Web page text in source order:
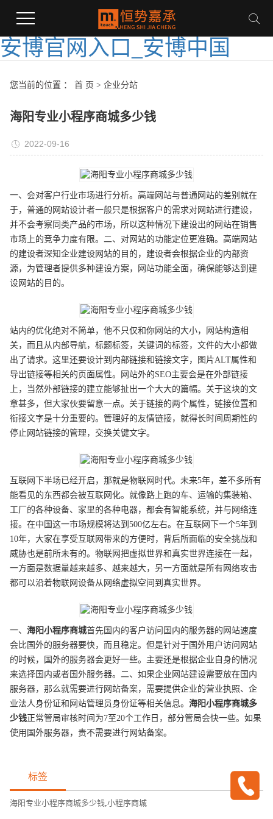
安博官网入口_安博中国
您当前的位置 ： 首 页 > 企业分站
海阳专业小程序商城多少钱
2022-09-16
一、会对客户行业市场进行分析。高端网站与普通网站的差别就在
于，普通的网站设计者一般只是根据客户的需求对网站进行建设，
并不会考察同类产品的市场，所以这种情况下建设出的网站在销售
市场上的竞争力度有限。二、对网站的功能定位更准确。高端网站
的建设者深知企业建设网站的目的，建设者会根据企业的内部资
源，为管理者提供多种建设方案，网站功能全面，确保能够达到建
设网站的目的。
站内的优化绝对不简单，他不只仅和你网站的大小，网站构造相
关，而且从内部导航，标题标签，关键词的标签，文件的大小都做
出了请求。这里还要设计到内部链接和链接文字，图片ALT属性和
导出链接等相关的页面属性。网站外的SEO主要会是在外部链接
上，当然外部链接的建立能够扯出一个大大的篇幅。关于这块的文
章甚多，但大家伙要留意一点。关于链接的两个属性，链接位置和
衔接文字是十分重要的。管理好的友情链接，就得长时间周期性的
停止网站链接的管理，交换关键文字。
互联网下半场已经开启，那就是物联网时代。未来5年，差不多所有
能看见的东西都会被互联网化。就像路上跑的车、运输的集装箱、
工厂的各种设备、家里的各种电器，都会有智能系统，并与网络连
接。在中国这一市场规模将达到500亿左右。在互联网下一个5年到
10年，大家在享受互联网带来的方便时，背后所面临的安全挑战和
威胁也是前所未有的。物联网把虚拟世界和真实世界连接在一起，
一方面是数据量越来越多、越来越大，另一方面就是所有网络攻击
都可以沿着物联网设备从网络虚拟空间到真实世界。
一、 海阳小程序商城首先国内的客户访问国内的服务器的网站速度
会比国外的服务器要快，而且稳定。但是针对于国外用户访问网站
的时候，国外的服务器会更好一些。主要还是根据企业自身的情况
来选择国内或者国外服务器。二、如果企业网站建设需要放在国内
服务器，那么就需要进行网站备案，需要提供企业的营业执照、企
业法人身份证和网站管理员身份证等相关信息。 海阳小程序商城多
少钱正常管局审核时间为7至20个工作日，部分管局会快一些。如果
使用国外服务器，责不需要进行网站备案。
标签
海阳专业小程序商城多少钱,小程序商城